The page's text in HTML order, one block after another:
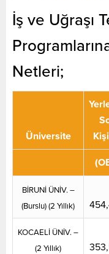
İş ve Uğraşı
Netleri;
Üniversite
BİRUNİ ÜNİV. –
(Burslu) (2 Yıllık)
KOCAELİ ÜNİV. –
(2 Yıllık)